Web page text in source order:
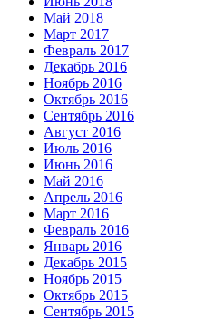
Май 2018
Март 2017
Февраль 2017
Декабрь 2016
Ноябрь 2016
Октябрь 2016
Сентябрь 2016
Август 2016
Июль 2016
Июнь 2016
Май 2016
Апрель 2016
Март 2016
Февраль 2016
Январь 2016
Декабрь 2015
Ноябрь 2015
Октябрь 2015
Сентябрь 2015